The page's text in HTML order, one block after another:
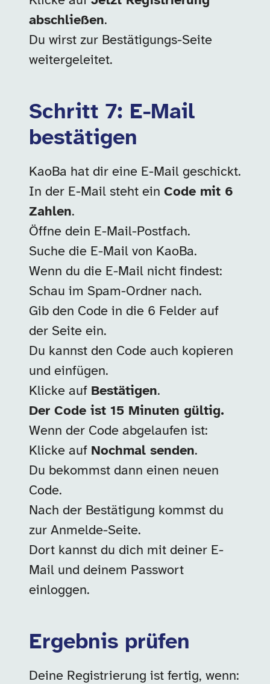
abschließen.
Du wirst zur Bestätigungs-Seite
weitergeleitet.
Schritt 7: E-Mail
bestätigen
KaoBa hat dir eine E-Mail geschickt.
In der E-Mail steht ein Code mit 6
Zahlen.
Öffne dein E-Mail-Postfach.
Suche die E-Mail von KaoBa.
Wenn du die E-Mail nicht findest:
Schau im Spam-Ordner nach.
Gib den Code in die 6 Felder auf
der Seite ein.
Du kannst den Code auch kopieren
und einfügen.
Klicke auf Bestätigen.
Der Code ist 15 Minuten gültig.
Wenn der Code abgelaufen ist:
Klicke auf Nochmal senden.
Du bekommst dann einen neuen
Code.
Nach der Bestätigung kommst du
zur Anmelde-Seite.
Dort kannst du dich mit deiner E-
Mail und deinem Passwort
einloggen.
Ergebnis prüfen
Deine Registrierung ist fertig, wenn: